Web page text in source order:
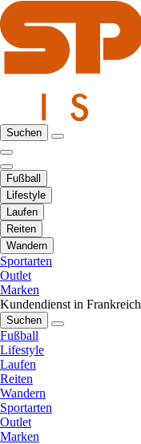
Suchen
Fußball
Lifestyle
Laufen
Reiten
Wandern
Sportarten
Outlet
Marken
Kundendienst in Frankreich
Suchen
Fußball
Lifestyle
Laufen
Reiten
Wandern
Sportarten
Outlet
Marken